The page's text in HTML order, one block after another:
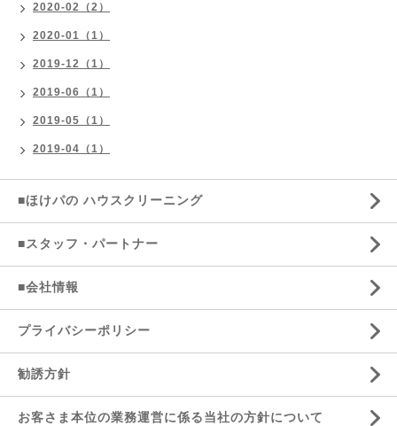
2020-02（2）
2020-01（1）
2019-12（1）
2019-06（1）
2019-05（1）
2019-04（1）
■ほけパの ハウスクリーニング
■スタッフ・パートナー
■会社情報
プライバシーポリシー
勧誘方針
お客さま本位の業務運営に係る当社の方針について